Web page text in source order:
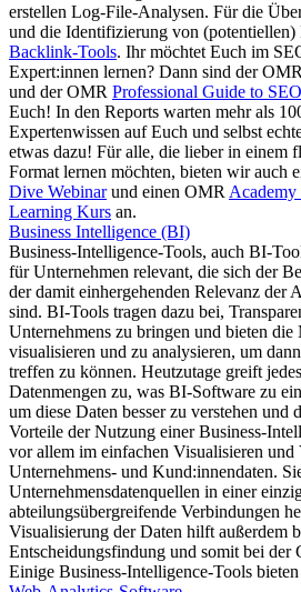
erstellen Log-File-Analysen. Für die
und die Identifizierung von (potentiellen)
Backlink-Tools. Ihr möchtet Euch im
Expert:innen lernen? Dann sind der
und der OMR Professional Guide to SEO
Euch! In den Reports warten mehr als
Expertenwissen auf Euch und selbst
etwas dazu! Für alle, die lieber in einem
Format lernen möchten, bieten wir auch
Dive Webinarund einen OMRAcademy
Learning Kurs an.
Business Intelligence (BI)
Business-Intelligence-Tools, auch BI-
für Unternehmen relevant, die sich der
der damit einhergehenden Relevanz der
sind. BI-Tools tragen dazu bei,
Unternehmens zu bringen und bieten
visualisieren und zu analysieren, um
treffen zu können. Heutzutage greift
Datenmengen zu, was BI-Software zu
um diese Daten besser zu verstehen und
Vorteile der Nutzung einer Business-
vor allem im einfachen Visualisieren und
Unternehmens- und Kund:innendaten.
Unternehmensdatenquellen in einer
abteilungsübergreifende Verbindungen
Visualisierung der Daten hilft außerdem
Entscheidungsfindung und somit bei der
Einige Business-Intelligence-Tools